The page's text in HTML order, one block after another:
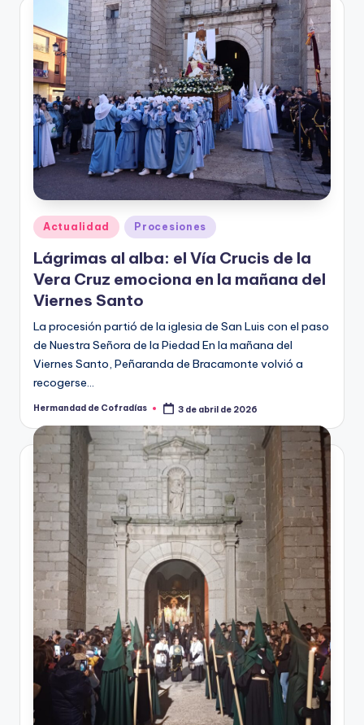
Publicado
en
Actualidad Procesiones
Lágrimas al alba: el Vía Crucis de la
Vera Cruz emociona en la mañana del
Viernes Santo
La procesión partió de la iglesia de San Luis con el paso
de Nuestra Señora de la Piedad En la mañana del
Viernes Santo, Peñaranda de Bracamonte volvió a
recogerse…
Publicado
Hermandad de Cofradías 3 de abril de 2026